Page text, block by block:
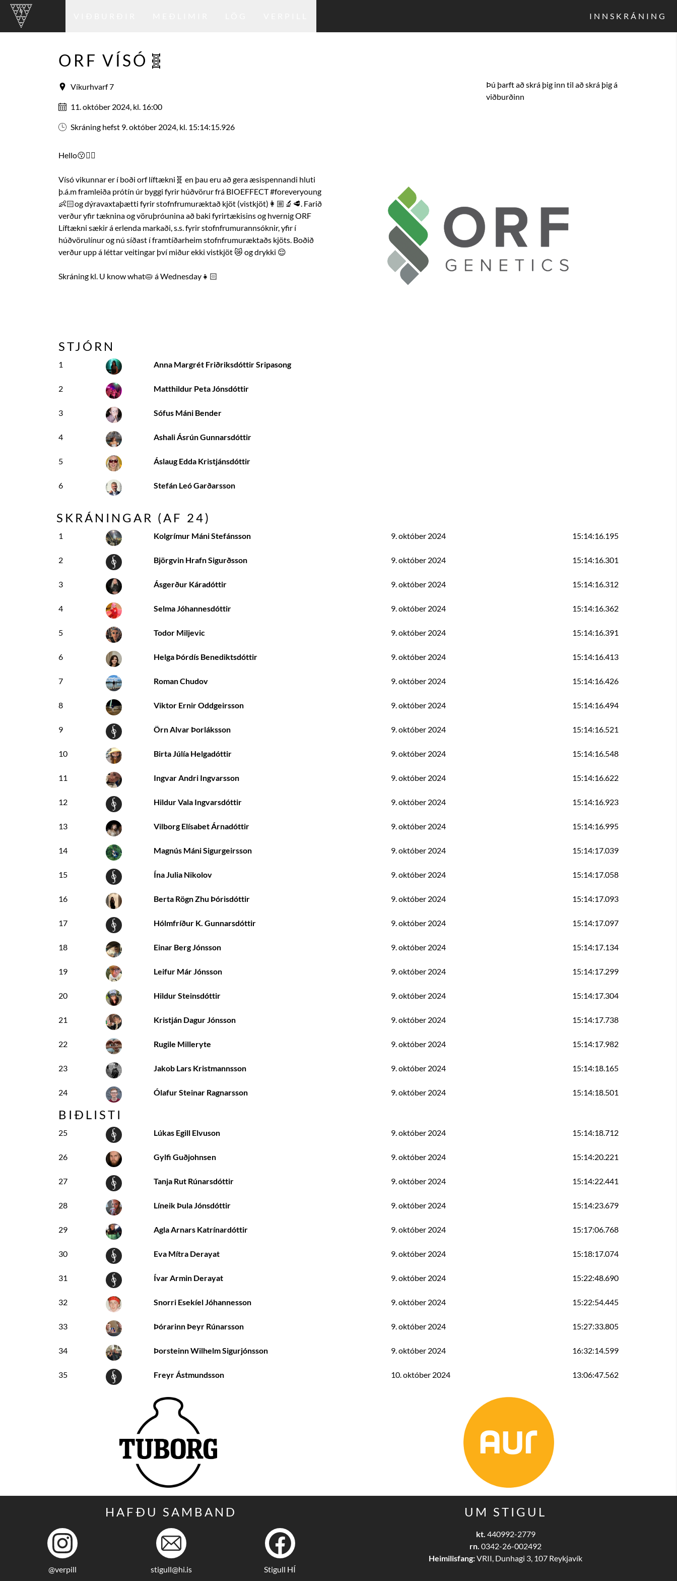
INNSKRÁNING
ORF VÍSÓ🧬
Þú þarft að skrá þig inn til að skrá þig á
viðburðinn
Víkurhvarf 7
11. október 2024, kl. 16:00
Skráning hefst 9. október 2024, kl. 15:14:15.926
Hello😗✌🏼
Vísó vikunnar er í boði orf líftækni🧬 en þau eru að gera æsispennandi hluti
þ.á.m framleiða prótín úr byggi fyrir húðvörur frá BIOEFFECT #foreveryoung
👶🏻og dýravaxtaþætti fyrir stofnfrumuræktað kjöt (vistkjöt)👩🏼‍🔬🥩. Farið
verður yfir tæknina og vöruþróunina að baki fyrirtækisins og hvernig ORF
Líftækni sækir á erlenda markaði, s.s. fyrir stofnfrumurannsóknir, yfir í
húðvörulínur og nú síðast í framtíðarheim stofnfrumuræktaðs kjöts. Boðið
verður upp á léttar veitingar því miður ekki vistkjöt 😿 og drykki 😌
Skráning kl. U know what🥧 á Wednesday👧🏻
STJÓRN
1 Anna Margrét Friðriksdóttir Sripasong
2 Matthildur Peta Jónsdóttir
3 Sófus Máni Bender
4 Ashali Ásrún Gunnarsdóttir
5 Áslaug Edda Kristjánsdóttir
6 Stefán Leó Garðarsson
SKRÁNINGAR (AF 24)
1 Kolgrímur Máni Stefánsson 9. október 2024 15:14:16.195
2 Björgvin Hrafn Sigurðsson 9. október 2024 15:14:16.301
3 Ásgerður Káradóttir 9. október 2024 15:14:16.312
4 Selma Jóhannesdóttir 9. október 2024 15:14:16.362
5 Todor Miljevic 9. október 2024 15:14:16.391
6 Helga Þórdís Benediktsdóttir 9. október 2024 15:14:16.413
7 Roman Chudov 9. október 2024 15:14:16.426
8 Viktor Ernir Oddgeirsson 9. október 2024 15:14:16.494
9 Örn Alvar Þorláksson 9. október 2024 15:14:16.521
10 Birta Júlía Helgadóttir 9. október 2024 15:14:16.548
11 Ingvar Andri Ingvarsson 9. október 2024 15:14:16.622
12 Hildur Vala Ingvarsdóttir 9. október 2024 15:14:16.923
13 Vilborg Elísabet Árnadóttir 9. október 2024 15:14:16.995
14 Magnús Máni Sigurgeirsson 9. október 2024 15:14:17.039
15 Ína Julia Nikolov 9. október 2024 15:14:17.058
16 Berta Rögn Zhu Þórisdóttir 9. október 2024 15:14:17.093
17 Hólmfríður K. Gunnarsdóttir 9. október 2024 15:14:17.097
18 Einar Berg Jónsson 9. október 2024 15:14:17.134
19 Leifur Már Jónsson 9. október 2024 15:14:17.299
20 Hildur Steinsdóttir 9. október 2024 15:14:17.304
21 Kristján Dagur Jónsson 9. október 2024 15:14:17.738
22 Rugile Milleryte 9. október 2024 15:14:17.982
23 Jakob Lars Kristmannsson 9. október 2024 15:14:18.165
24 Ólafur Steinar Ragnarsson 9. október 2024 15:14:18.501
BIÐLISTI
25 Lúkas Egill Elvuson 9. október 2024 15:14:18.712
26 Gylfi Guðjohnsen 9. október 2024 15:14:20.221
27 Tanja Rut Rúnarsdóttir 9. október 2024 15:14:22.441
28 Líneik Þula Jónsdóttir 9. október 2024 15:14:23.679
29 Agla Arnars Katrínardóttir 9. október 2024 15:17:06.768
30 Eva Mítra Derayat 9. október 2024 15:18:17.074
31 Ívar Armin Derayat 9. október 2024 15:22:48.690
32 Snorri Esekíel Jóhannesson 9. október 2024 15:22:54.445
33 Þórarinn Þeyr Rúnarsson 9. október 2024 15:27:33.805
34 Þorsteinn Wilhelm Sigurjónsson 9. október 2024 16:32:14.599
35 Freyr Ástmundsson 10. október 2024 13:06:47.562
HAFÐU SAMBAND
@verpill stigull@hi.is Stigull HÍ
UM STIGUL
kt. 440992-2779
rn. 0342-26-002492
Heimilisfang:VRII, Dunhagi 3, 107 Reykjavík